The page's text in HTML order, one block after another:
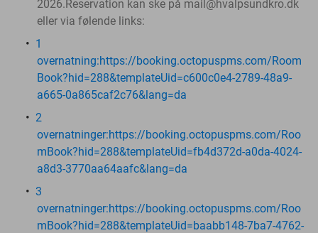
2026.Reservation kan ske på mail@hvalpsundkro.dk
eller via følende links:
1
overnatning:https://booking.octopuspms.com/Room
Book?hid=288&templateUid=c600c0e4-2789-48a9-
a665-0a865caf2c76&lang=da
2
overnatninger:https://booking.octopuspms.com/Roo
mBook?hid=288&templateUid=fb4d372d-a0da-4024-
a8d3-3770aa64aafc&lang=da
3
overnatninger:https://booking.octopuspms.com/Roo
mBook?hid=288&templateUid=baabb148-7ba7-4762-